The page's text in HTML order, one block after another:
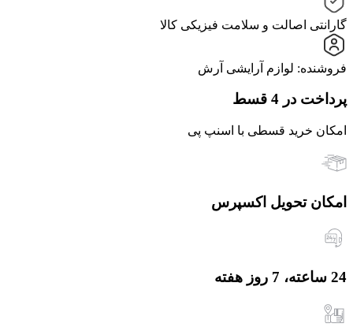
گارانتی اصالت و سلامت فیزیکی کالا
فروشنده: لوازم آرایشی آرش
پرداخت در 4 قسط
امکان خرید قسطی با اسنپ پی
امکان تحویل اکسپرس
24 ساعته، 7 روز هفته